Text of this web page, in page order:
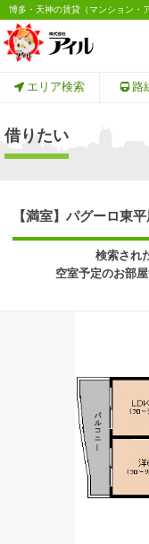
博多・天神の賃貸（マンション・
エリア検索 路
借りたい
【満室】パグーロ東
検索され
空室予定のお部